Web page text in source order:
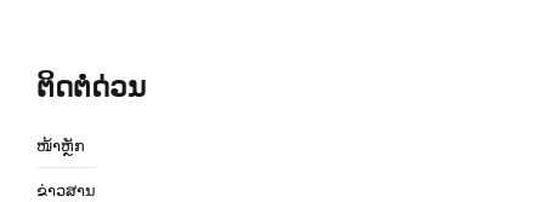
ຕິດຕໍ່ດ່ວນ
ໜ້າຫຼັກ
ຂ່າວສານ